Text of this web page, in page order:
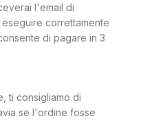
l'email di
correttamente
di pagare in 3
ti consigliamo di
se l'ordine fosse